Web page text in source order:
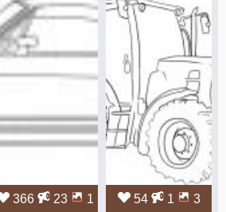
366 23
1
54 1
3